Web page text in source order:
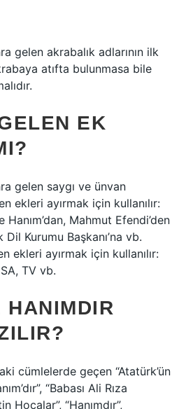
gelen akrabalık adlarının ilk
atıfta bulunmasa bile
EK
gelen saygı ve ünvan
ekleri ayırmak için kullanılır:
Hanım’dan, Mahmut Efendi’den
Dil Kurumu Başkanı’na vb.
ekleri ayırmak için kullanılır:
TV vb.
HANIMDIR
cümlelerde geçen “Atatürk’ün
“Babası Ali Rıza
Hocalar”, “Hanımdır”,